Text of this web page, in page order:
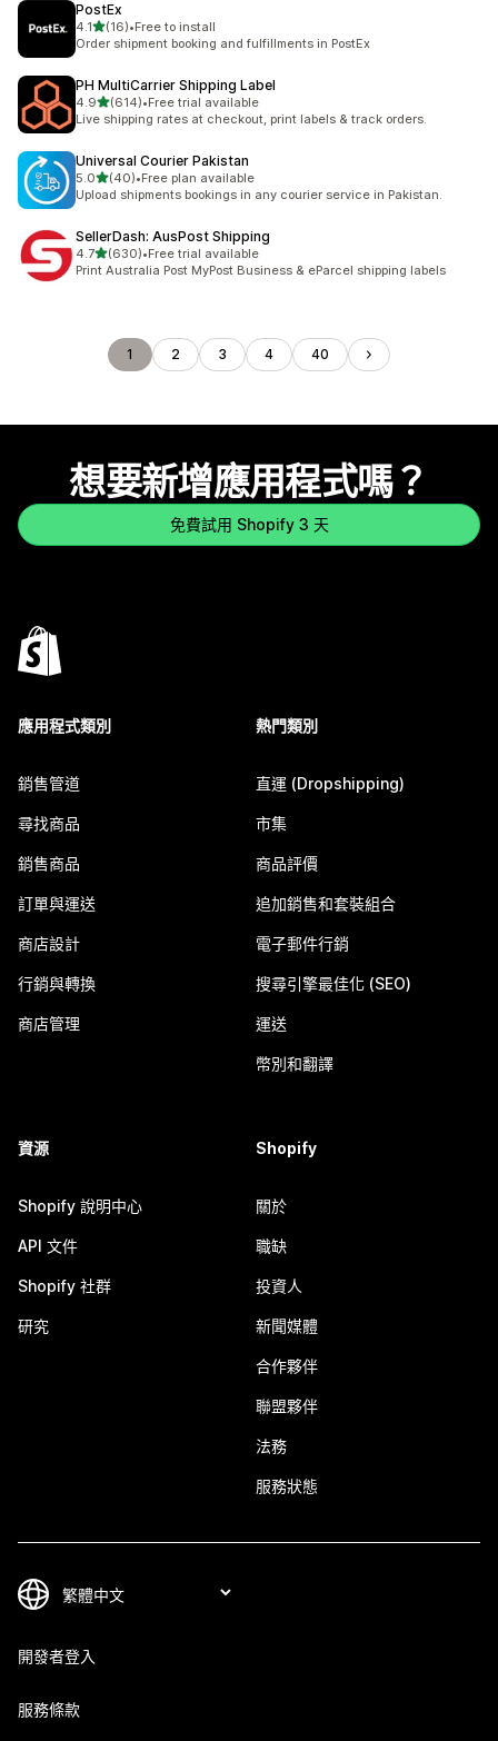
PostEx
4.1滿分 5 顆星
(16)
共有 16 則評價
•Free to install
Order shipment booking and fulfillments in PostEx
PH MultiCarrier Shipping Label
4.9滿分 5 顆星
(614)
共有 614 則評價
•Free trial available
Live shipping rates at checkout, print labels & track orders.
Universal Courier Pakistan
5.0滿分 5 顆星
(40)
共有 40 則評價
•Free plan available
Upload shipments bookings in any courier service in Pakistan.
SellerDash: AusPost Shipping
4.7滿分 5 顆星
(630)
共有 630 則評價
•Free trial available
Print Australia Post MyPost Business & eParcel shipping labels
1 2 3 4 40
想要新增應用程式嗎？
免費試用 Shopify 3 天
應用程式類別
銷售管道
尋找商品
銷售商品
訂單與運送
商店設計
行銷與轉換
商店管理
熱門類別
直運 (Dropshipping)
市集
商品評價
追加銷售和套裝組合
電子郵件行銷
搜尋引擎最佳化 (SEO)
運送
幣別和翻譯
資源
Shopify 說明中心
API 文件
Shopify 社群
研究
Shopify
關於
職缺
投資人
新聞媒體
合作夥伴
聯盟夥伴
法務
服務狀態
開發者登入
服務條款